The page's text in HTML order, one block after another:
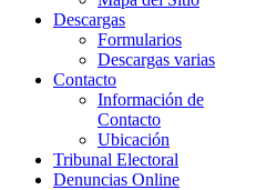
Descargas
Formularios
Descargas varias
Contacto
Información de
Contacto
Ubicación
Tribunal Electoral
Denuncias Online